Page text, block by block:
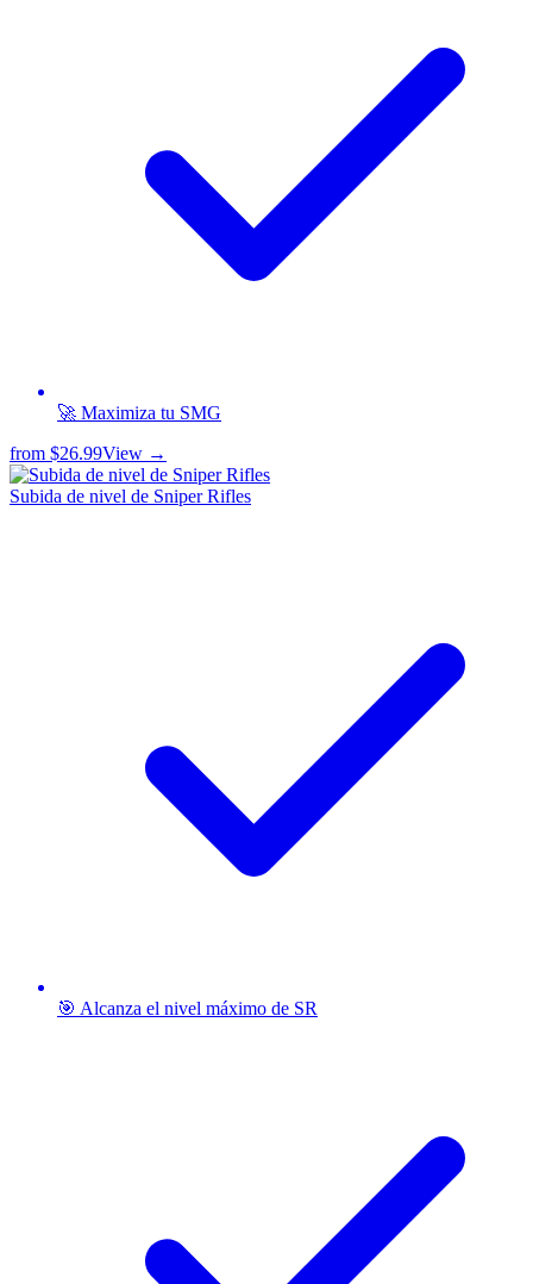
🚀 Maximiza tu SMG
from $26.99View →
Subida de nivel de Sniper Rifles
🎯 Alcanza el nivel máximo de SR